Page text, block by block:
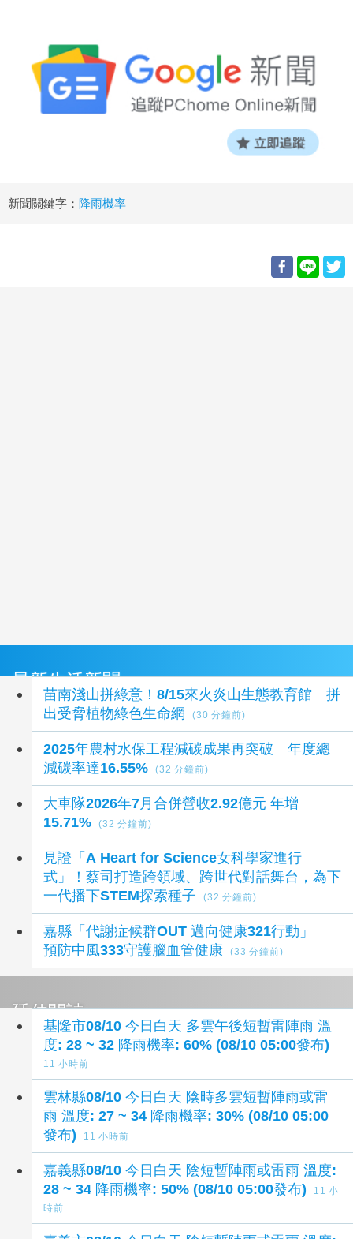
新聞關鍵字： 降雨機率
最新生活新聞
苗南淺山拼綠意！8/15來火炎山生態教育館 拼
出受脅植物綠色生命網
(30 分鐘前)
2025年農村水保工程減碳成果再突破 年度總
減碳率達16.55%
(32 分鐘前)
大車隊2026年7月合併營收2.92億元 年增
15.71%
(32 分鐘前)
見證「A Heart for Science女科學家進行
式」！蔡司打造跨領域、跨世代對話舞台，為下
一代播下STEM探索種子
(32 分鐘前)
嘉縣「代謝症候群OUT 邁向健康321行動」
預防中風333守護腦血管健康
(33 分鐘前)
延伸閱讀
基隆市08/10 今日白天 多雲午後短暫雷陣雨 溫
度: 28 ~ 32 降雨機率: 60% (08/10 05:00發布)
11 小時前
雲林縣08/10 今日白天 陰時多雲短暫陣雨或雷
雨 溫度: 27 ~ 34 降雨機率: 30% (08/10 05:00
發布)
11 小時前
嘉義縣08/10 今日白天 陰短暫陣雨或雷雨 溫度:
28 ~ 34 降雨機率: 50% (08/10 05:00發布)
11 小
時前